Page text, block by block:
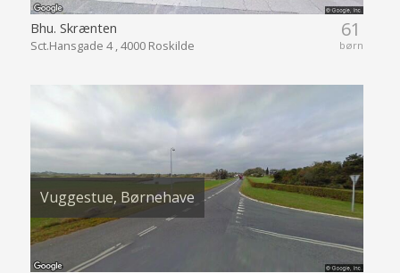
61
børn
Bhu. Skrænten
Sct.Hansgade 4 , 4000 Roskilde
Vuggestue, Børnehave